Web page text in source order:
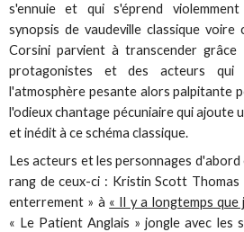
s'ennuie et qui s'éprend
synopsis de vaudeville classique
Corsini parvient à transcender
protagonistes et des acteurs qui
l'atmosphère pesante alors palpitante
l'odieux chantage pécuniaire qui ajoute
et inédit à ce schéma classique.
Les acteurs et les personnages
rang de ceux-ci : Kristin Scott Thomas
enterrement » à « Il y a longtemps que
« Le Patient Anglais » jongle avec les